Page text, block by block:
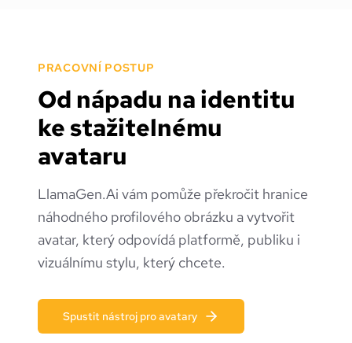
PRACOVNÍ POSTUP
Od nápadu na identitu
ke stažitelnému
avataru
LlamaGen.Ai vám pomůže překročit hranice
náhodného profilového obrázku a vytvořit
avatar, který odpovídá platformě, publiku i
vizuálnímu stylu, který chcete.
Spustit nástroj pro avatary